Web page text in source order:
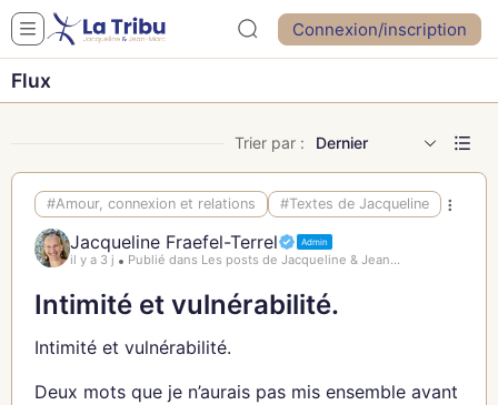
Connexion/inscription
Flux
Trier par : Dernier
#Amour, connexion et relations #Textes de Jacqueline
Jacqueline Fraefel-Terrel Admin
il y a 3 j Publié dans Les posts de Jacqueline & Jean...
Intimité et vulnérabilité.
Intimité et vulnérabilité.
Deux mots que je n’aurais pas mis ensemble avant